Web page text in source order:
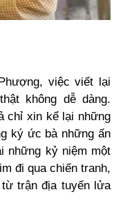
việc viết lại
không dễ dàng.
chỉ xin kể lại những
ký ức bà những ấn
những kỷ niệm một
đi qua chiến tranh,
trận địa tuyến lửa